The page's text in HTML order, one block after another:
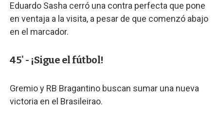
Eduardo Sasha cerró una contra perfecta que pone
en ventaja a la visita, a pesar de que comenzó abajo
en el marcador.
45' - ¡Sigue el fútbol!
Gremio y RB Bragantino buscan sumar una nueva
victoria en el Brasileirao.